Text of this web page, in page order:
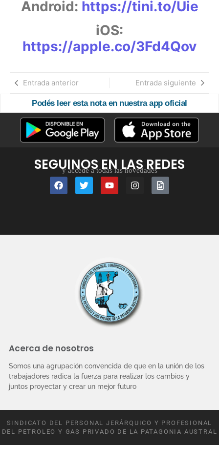
Android: https://tini.to/Uie
iOS:
https://apple.co/3Fd4Qov
Entrada anterior Entrada siguiente
Podés leer esta nota en nuestra app oficial
SEGUINOS EN LAS REDES
y accedé a todas las novedades
Acerca de nosotros
Somos una agrupación convencida de que en la unión de los
trabajadores radica la fuerza para realizar los cambios y
juntos proyectar y crear un mejor futuro
SINDICATO DEL PERSONAL JERÁRQUICO Y PROFESIONAL
DEL PETROLEO Y GAS PRIVADO DE LA PATAGONIA AUSTRAL